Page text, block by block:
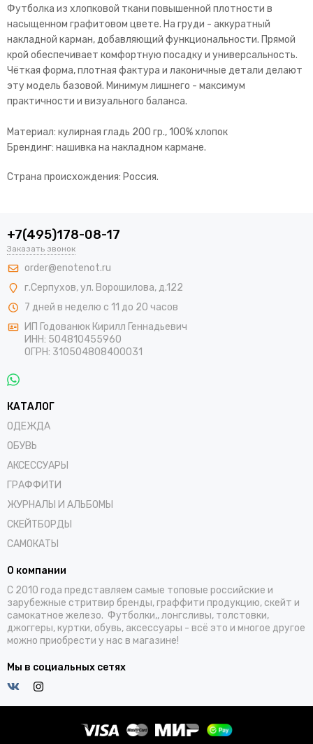
Футболка из хлопковой ткани повышенной плотности в
насыщенном графитовом цвете. На груди - аккуратный
накладной карман, добавляющий функциональности. Прямой
крой обеспечивает комфортную посадку и универсальность.
Чёткая форма, плотная фактура и лаконичные детали делают
эту модель базовой. Минимум лишнего - максимум
практичности и визуального баланса.
Материал: кулирная гладь 200 гр., 100% хлопок
Брендинг: нашивка на накладном кармане.
Страна происхождения: Россия.
+7(495)178-08-17
Заказать звонок
order@enotenot.ru
г.Серпухов, ул. Ворошилова, д.122
7 дней в неделю с 11 до 20 часов
ИП Годованюк Кирилл Геннадьевич
ИНН: 504810455960
ОГРН: 310504808400031
КАТАЛОГ
ОДЕЖДА
ОБУВЬ
АКСЕССУАРЫ
ГРАФФИТИ
ЖУРНАЛЫ И АЛЬБОМЫ
СКЕЙТБОРДЫ
САМОКАТЫ
О компании
С 2010 года представляем самые топовые российские и
зарубежные стритвир бренды, граффити продукцию, скейт и
самокатное железо. Футболки,, лонгсливы, толстовки,
джоггеры, куртки, обувь, аксессуары - всё это и многое другое
можно приобрести у нас в магазине!
Мы в социальных сетях